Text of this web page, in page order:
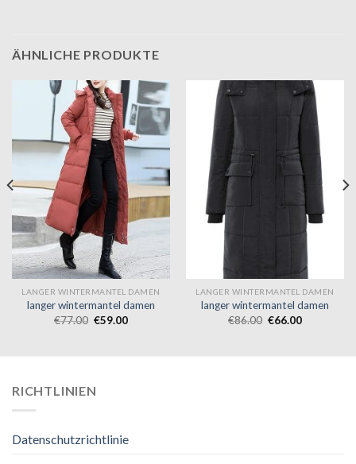
ÄHNLICHE PRODUKTE
LANGER WINTERMANTEL DAMEN
langer wintermantel damen
€77.00 €59.00
LANGER WINTERMANTEL DAMEN
langer wintermantel damen
€86.00 €66.00
RICHTLINIEN
Datenschutzrichtlinie